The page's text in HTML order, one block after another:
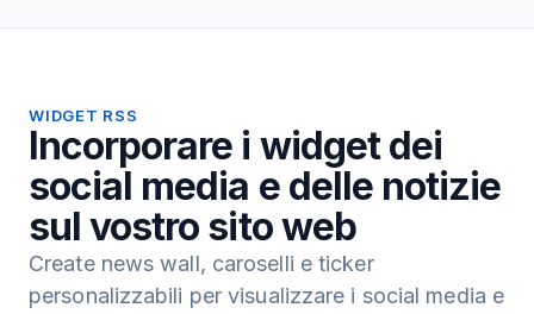
WIDGET RSS
Incorporare i widget dei
social media e delle notizie
sul vostro sito web
Create news wall, caroselli e ticker
personalizzabili per visualizzare i social media e